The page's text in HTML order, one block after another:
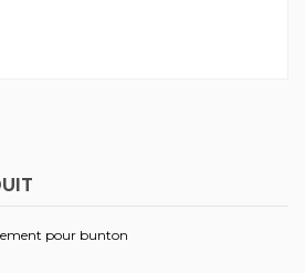
pour bunton